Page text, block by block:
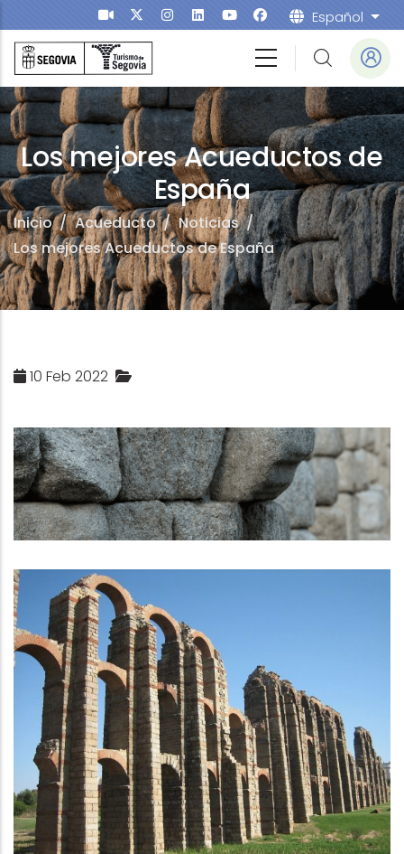
Pasar al contenido principal Español
Los mejores Acueductos de
España
Inicio/ Acueducto/ Noticias/
Los mejores Acueductos de España
10 Feb 2022